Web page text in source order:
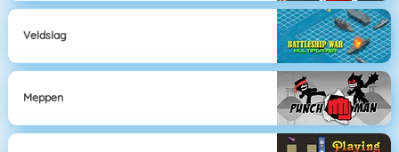
Veldslag
Meppen